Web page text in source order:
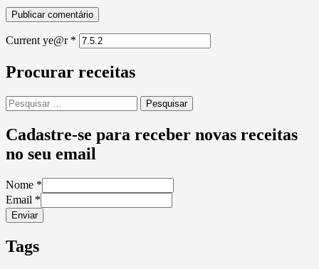
Current ye@r *
Procurar receitas
Pesquisar
por:
Cadastre-se para receber novas receitas
no seu email
Nome *
Email *
Enviar
Tags